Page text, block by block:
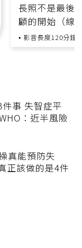
長照不是最後
顧的開始（線
跨領域專家與
影音長度120分鐘
事 失智症平
：近半風險
真能預防失
正該做的是4件